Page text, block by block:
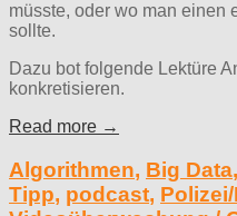
müsste, oder wo man einen
sollte.
Dazu bot folgende Lektüre
konkretisieren.
Read more →
Algorithmen, Big Data,
Tipp, podcast,